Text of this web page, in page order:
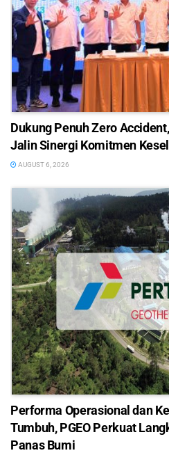
Dukung Penuh Zero
Jalin Sinergi Komitmen
AUGUST 6, 2026
Performa Operasional dan
Tumbuh, PGEO Perkuat
Panas Bumi